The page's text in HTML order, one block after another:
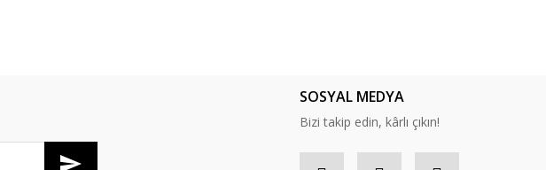
SOSYAL MEDYA
Bizi takip edin, kârlı çıkın!